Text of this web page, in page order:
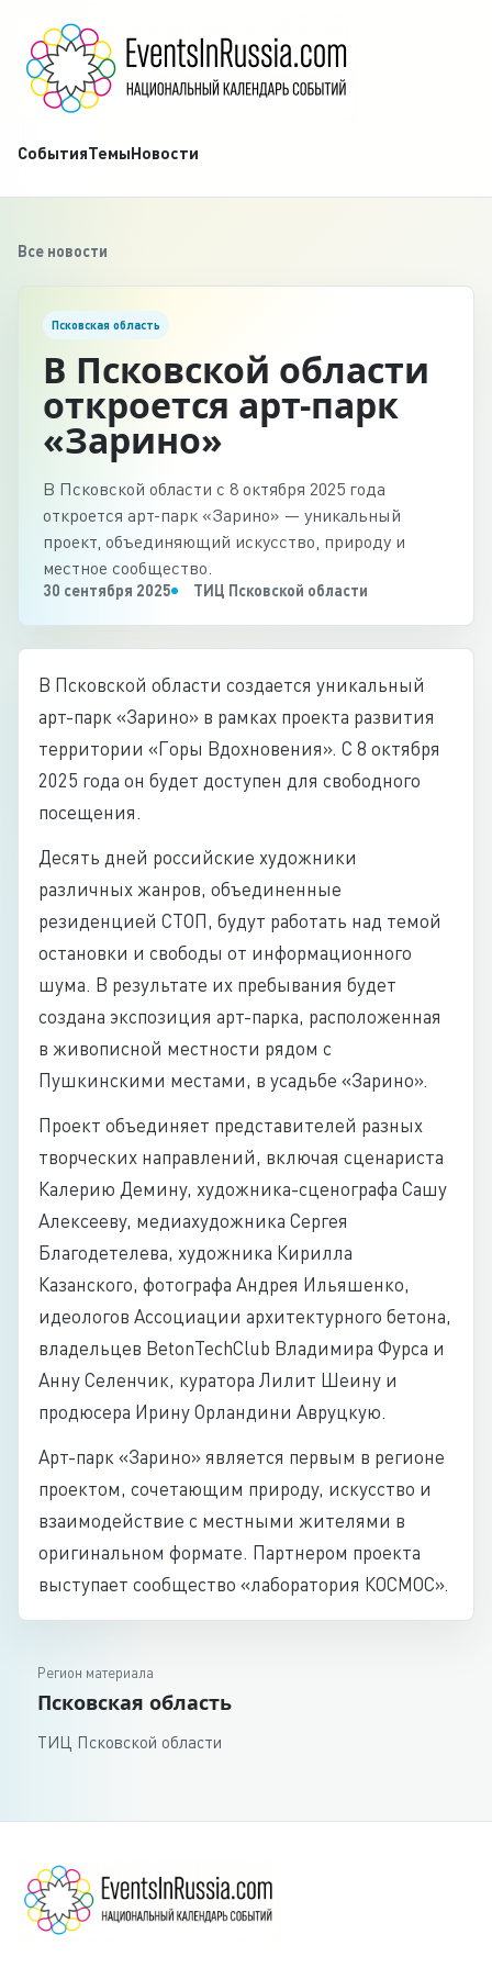
СобытияТемыНовости
Все новости
Псковская область
В Псковской области
откроется арт-парк
«Зарино»
В Псковской области с 8 октября 2025 года
откроется арт-парк «Зарино» — уникальный
проект, объединяющий искусство, природу и
местное сообщество.
30 сентября 2025 ТИЦ Псковской области
В Псковской области создается уникальный
арт-парк «Зарино» в рамках проекта развития
территории «Горы Вдохновения». С 8 октября
2025 года он будет доступен для свободного
посещения.
Десять дней российские художники
различных жанров, объединенные
резиденцией СТОП, будут работать над темой
остановки и свободы от информационного
шума. В результате их пребывания будет
создана экспозиция арт-парка, расположенная
в живописной местности рядом с
Пушкинскими местами, в усадьбе «Зарино».
Проект объединяет представителей разных
творческих направлений, включая сценариста
Калерию Демину, художника-сценографа Сашу
Алексееву, медиахудожника Сергея
Благодетелева, художника Кирилла
Казанского, фотографа Андрея Ильяшенко,
идеологов Ассоциации архитектурного бетона,
владельцев BetonTechClub Владимира Фурса и
Анну Селенчик, куратора Лилит Шеину и
продюсера Ирину Орландини Авруцкую.
Арт-парк «Зарино» является первым в регионе
проектом, сочетающим природу, искусство и
взаимодействие с местными жителями в
оригинальном формате. Партнером проекта
выступает сообщество «лаборатория КОСМОС».
Регион материала
Псковская область
ТИЦ Псковской области